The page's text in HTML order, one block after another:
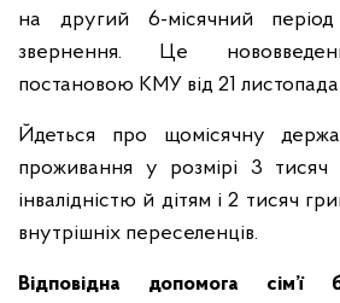
на другий 6-місячний
звернення. Це
постановою КМУ від 21
Йдеться про щомісячну
проживання у розмірі 3
інвалідністю й дітям і 2 тисяч
внутрішніх переселенців.
Відповідна допомога сім’ї